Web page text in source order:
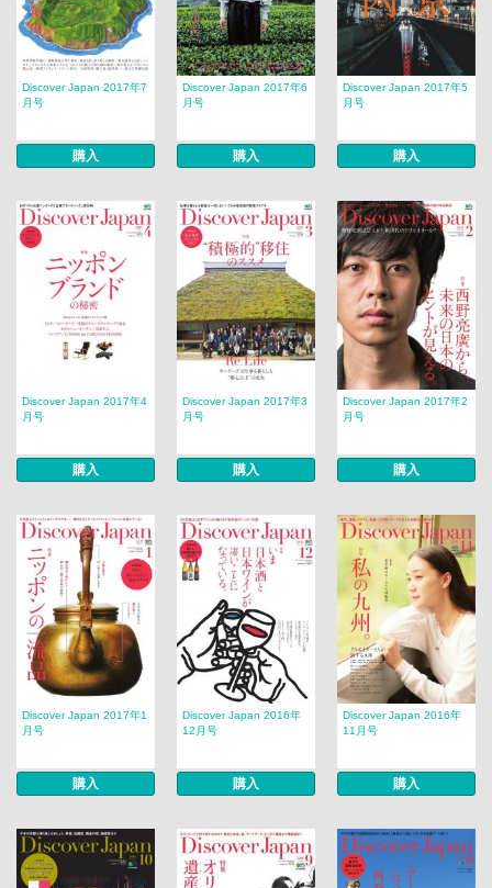
Discover Japan 2017年7
月号
購入
Discover Japan 2017年6
月号
購入
Discover Japan 2017年5
月号
購入
Discover Japan 2017年4
月号
購入
Discover Japan 2017年3
月号
購入
Discover Japan 2017年2
月号
購入
Discover Japan 2017年1
月号
購入
Discover Japan 2016年
12月号
購入
Discover Japan 2016年
11月号
購入